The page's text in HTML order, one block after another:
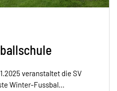
veranstaltet die SV
Winter-Fussbal...